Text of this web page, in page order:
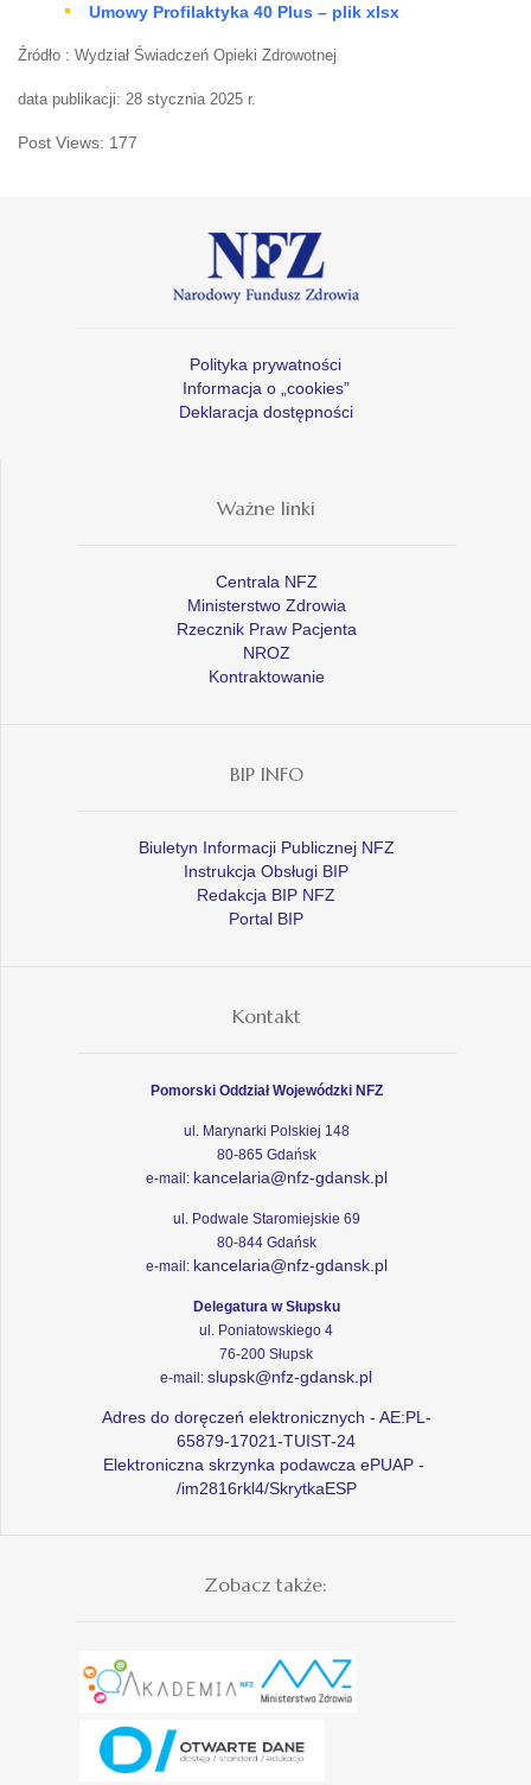
Umowy Profilaktyka 40 Plus – plik xlsx
Źródło : Wydział Świadczeń Opieki Zdrowotnej
data publikacji: 28 stycznia 2025 r.
Post Views: 177
Polityka prywatności
Informacja o „cookies”
Deklaracja dostępności
Ważne linki
Centrala NFZ
Ministerstwo Zdrowia
Rzecznik Praw Pacjenta
NROZ
Kontraktowanie
BIP INFO
Biuletyn Informacji Publicznej NFZ
Instrukcja Obsługi BIP
Redakcja BIP NFZ
Portal BIP
Kontakt
Pomorski Oddział Wojewódzki NFZ
ul. Marynarki Polskiej 148
80-865 Gdańsk
e-mail: kancelaria@nfz-gdansk.pl
ul. Podwale Staromiejskie 69
80-844 Gdańsk
e-mail: kancelaria@nfz-gdansk.pl
Delegatura w Słupsku
ul. Poniatowskiego 4
76-200 Słupsk
e-mail: slupsk@nfz-gdansk.pl
Adres do doręczeń elektronicznych - AE:PL-
65879-17021-TUIST-24
Elektroniczna skrzynka podawcza ePUAP -
/im2816rkl4/SkrytkaESP
Zobacz także: